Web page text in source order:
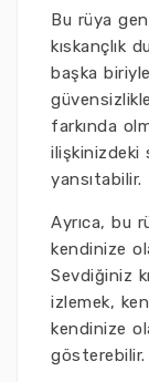
Bu rüya
kıskançlık
başka
farkında
ilişkinizdeki
yansıtabilir.
Ayrıca, bu
kendinize
Sevdiğiniz
izlemek,
kendinize
gösterebilir.